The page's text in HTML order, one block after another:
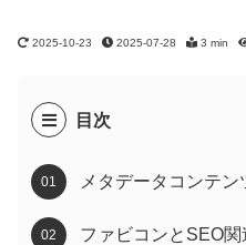
2025-10-23 2025-07-28 3 min
目次
メタデータコンテン
ファビコンとSEO